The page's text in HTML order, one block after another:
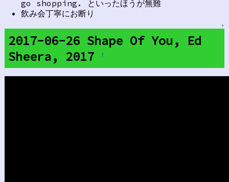
go shopping. といったほうが無難
飲み会丁寧にお断り
↑
2017-06-26 Shape Of You, Ed
Sheera, 2017
†